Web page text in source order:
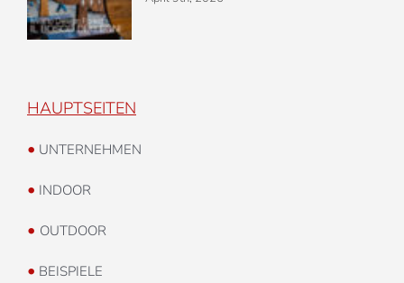
HAUPTSEITEN
• UNTERNEHMEN
• INDOOR
• OUTDOOR
• BEISPIELE